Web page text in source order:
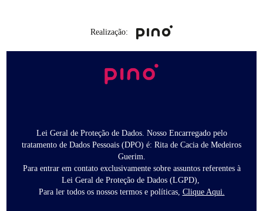
Realização:
Lei Geral de Proteção de Dados. Nosso Encarregado pelo
tratamento de Dados Pessoais (DPO) é: Rita de Cacia de Medeiros
Guerim.
Para entrar em contato exclusivamente sobre assuntos referentes à
Lei Geral de Proteção de Dados (LGPD),
Para ler todos os nossos termos e políticas, Clique Aqui.